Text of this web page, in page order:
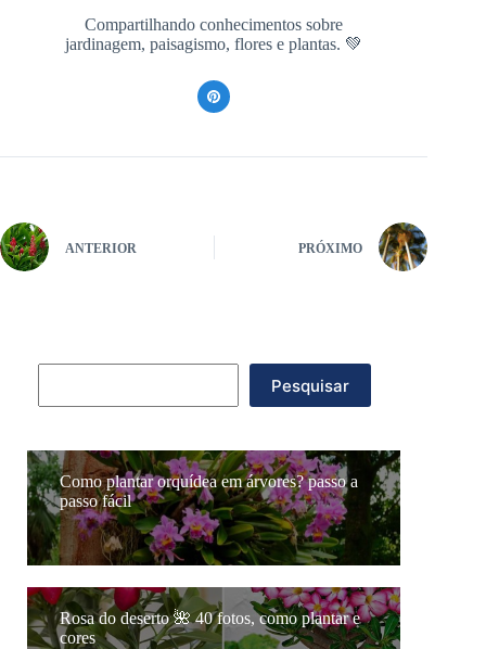
Compartilhando conhecimentos sobre
jardinagem, paisagismo, flores e plantas. 💚
ANTERIOR PRÓXIMO
Pesquisar
Como plantar orquídea em árvores? passo a
passo fácil
Rosa do deserto 🌺 40 fotos, como plantar e
cores